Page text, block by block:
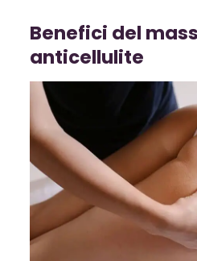
Benefici del
anticellulite